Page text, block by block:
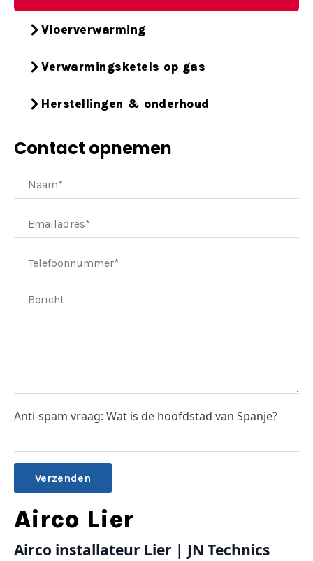
Vloerverwarming
Verwarmingsketels op gas
Herstellingen & onderhoud
Contact opnemen
Anti-spam vraag: Wat is de hoofdstad van Spanje?
Alternative:
Airco Lier
Airco installateur Lier | JN Technics